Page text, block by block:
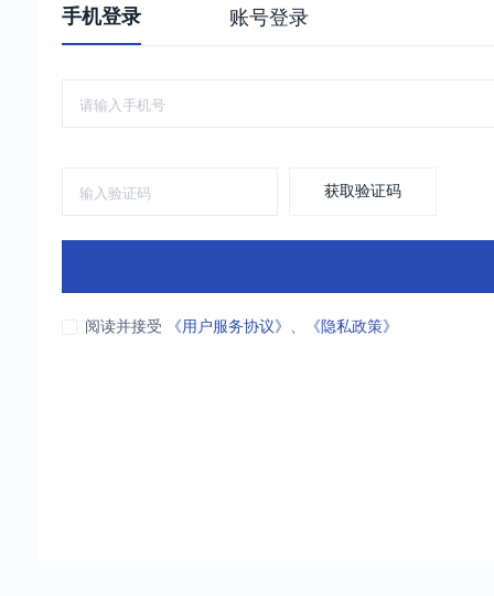
手机登录 账号登录
获取验证码
阅读并接受 《用户服务协议》 、 《隐私政策》